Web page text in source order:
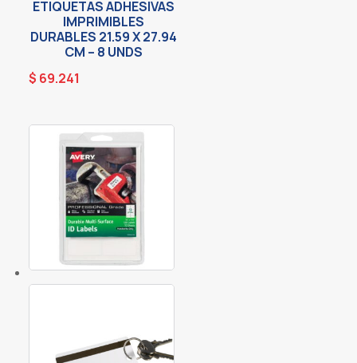
ETIQUETAS ADHESIVAS
IMPRIMIBLES
DURABLES 21.59 X 27.94
CM – 8 UNDS
$ 69.241